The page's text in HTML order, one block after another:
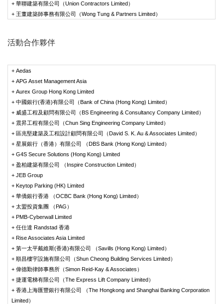
+ 華聯建築有限公司（Union Contractors Limited）
+ 王董建築師事務有限公司（Wong Tung & Partners Limited）
活動合作夥伴
+ Aedas
+ APG Asset Management Asia
+ Aurex Group Hong Kong Limited
+ 中國銀行(香港)有限公司（Bank of China (Hong Kong) Limited）
+ 威盛工程及顧問有限公司（BS Engineering & Consultancy Company Limited）
+ 震昇工程有限公司（Chun Sing Engineering Company Limited）
+ 區兆堅建築及工程設計顧問有限公司（David S. K. Au & Associates Limited）
+ 星展銀行（香港）有限公司 （DBS Bank (Hong Kong) Limited）
+ G4S Secure Solutions (Hong Kong) Limited
+ 盈柏建築有限公司 （Inspire Construction Limited）
+ JEB Group
+ Keytop Parking (HK) Limited
+ 華僑銀行香港 （OCBC Bank (Hong Kong) Limited）
+ 太盟投資集團 （PAG）
+ PMB-Cyberwall Limited
+ 任仕達 Randstad 香港
+ Rise Associates Asia Limited
+ 第一太平戴維斯(香港)有限公司 （Savills (Hong Kong) Limited）
+ 順昌樓宇設施有限公司（Shun Cheong Building Services Limited）
+ 偉德勤律師事務所（Simon Reid-Kay & Associates）
+ 捷運電梯有限公司（The Express Lift Company Limited）
+ 香港上海匯豐銀行有限公司 （The Hongkong and Shanghai Banking Corporation
Limited）